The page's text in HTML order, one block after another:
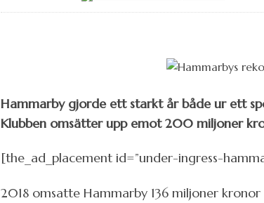
Hammarby gjorde ett starkt år både ur ett
Klubben omsätter upp emot 200 miljoner
[the_ad_placement id=”under-ingress-
2018 omsatte Hammarby 136 miljoner